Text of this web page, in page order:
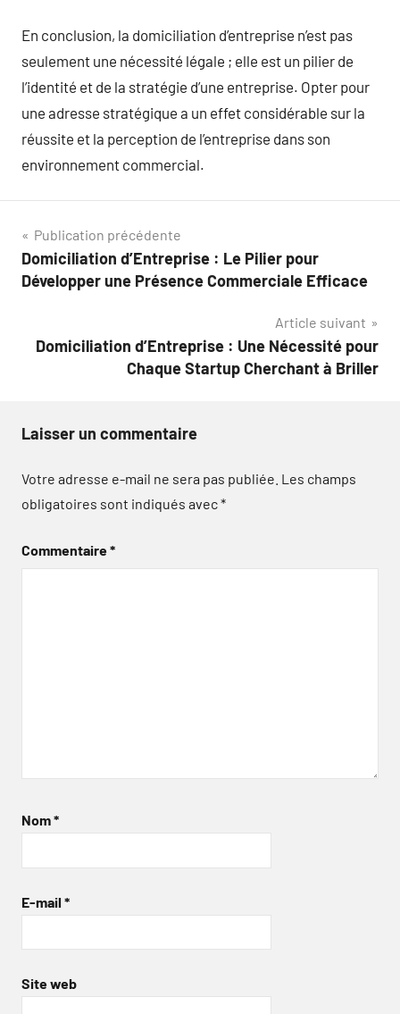
En conclusion, la domiciliation d’entreprise n’est pas
seulement une nécessité légale ; elle est un pilier de
l’identité et de la stratégie d’une entreprise. Opter pour
une adresse stratégique a un effet considérable sur la
réussite et la perception de l’entreprise dans son
environnement commercial.
Navigation
de
Publication précédente
Domiciliation d’Entreprise : Le Pilier pour
Développer une Présence Commerciale Efficace
Article suivant
Domiciliation d’Entreprise : Une Nécessité pour
Chaque Startup Cherchant à Briller
Laisser un commentaire
Votre adresse e-mail ne sera pas publiée. Les champs
obligatoires sont indiqués avec*
Commentaire*
Nom*
E-mail *
Site web